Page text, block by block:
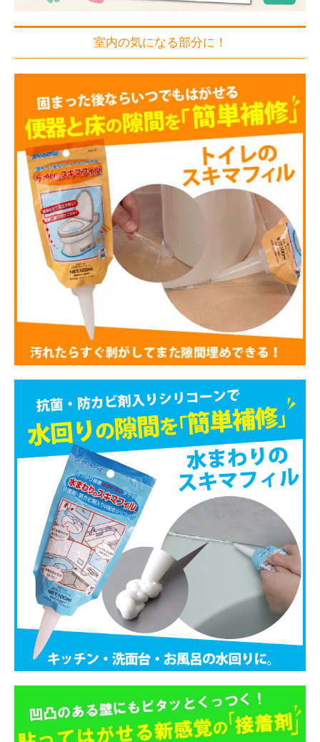
室内の気になる部分に！